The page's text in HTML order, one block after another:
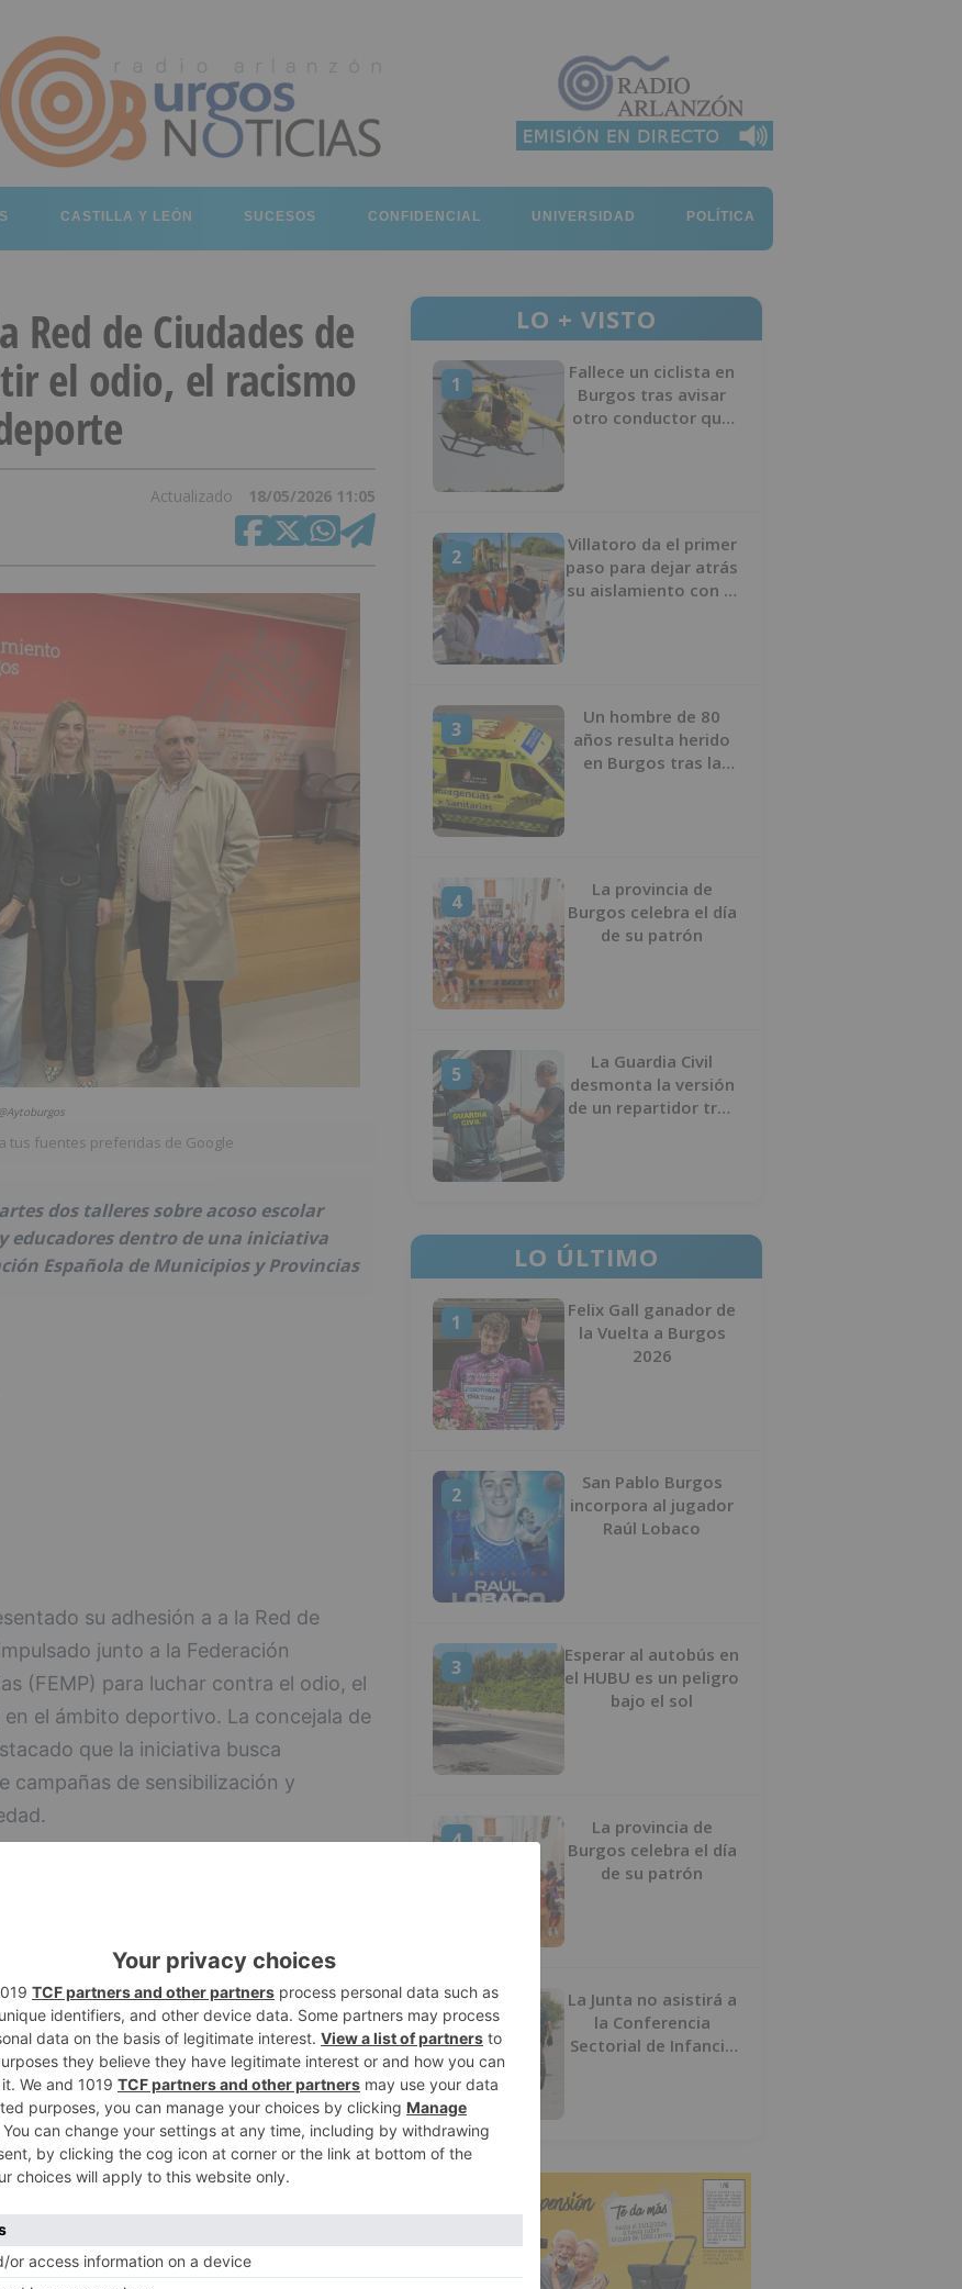
CASTILLA Y LEÓN SUCESOS CONFIDENCIAL UNIVERSIDAD POLÍTICA
Red de Ciudades de
el odio, el racismo
Actualizado 18/05/2026 11:05
a tus fuentes preferidas de Google
dos talleres sobre acoso escolar
educadores dentro de una iniciativa
Española de Municipios y Provincias
su adhesión a a la Red de
junto a la Federación
(FEMP) para luchar contra el odio, el
el ámbito deportivo. La concejala de
que la iniciativa busca
campañas de sensibilización y
existente por los comportamientos
en el deporte base. “Que
niños es bastante lamentable”,
responsables son los adultos,
los menores en los
fue aprobada por la Junta de Gobierno
2025 y, según explicó Álvarez, no
la ciudad, ya que todas las acciones
red, Burgos celebrará este martes
en la Sala Polisón del Teatro
LO + VISTO
1
Fallece un ciclista en
Burgos tras avisar
otro conductor que
2
Villatoro da el primer
paso para dejar atrás
su aislamiento con el
3
Un hombre de 80
años resulta herido
en Burgos tras la
4
La provincia de
Burgos celebra el día
de su patrón
5
La Guardia Civil
desmonta la versión
de un repartidor tras
LO ÚLTIMO
1
Felix Gall ganador de
la Vuelta a Burgos
2026
2
San Pablo Burgos
incorpora al jugador
Raúl Lobaco
3
Esperar al autobús en
el HUBU es un peligro
bajo el sol
4
La provincia de
Burgos celebra el día
de su patrón
5
La Junta no asistirá a
la Conferencia
Sectorial de Infancia